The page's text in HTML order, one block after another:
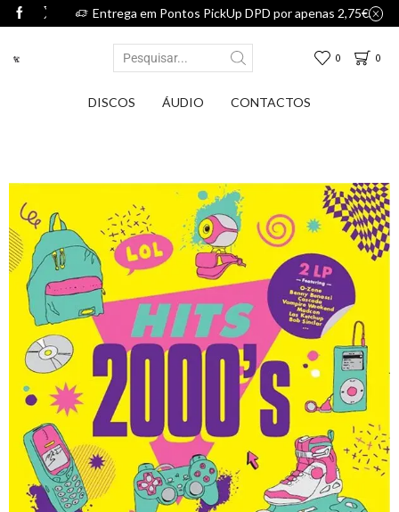
Entrega em Pontos PickUp DPD por apenas 2,75€.
0 0
DISCOS ÁUDIO CONTACTOS